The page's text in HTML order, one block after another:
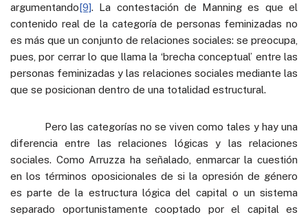
argumentando[9]. La contestación de Manning es que el
contenido real de la categoría de personas feminizadas no
es más que un conjunto de relaciones sociales: se preocupa,
pues, por cerrar lo que llama la ‘brecha conceptual’ entre las
personas feminizadas y las relaciones sociales mediante las
que se posicionan dentro de una totalidad estructural.
Pero las categorías no se viven como tales y hay una
diferencia entre las relaciones lógicas y las relaciones
sociales. Como Arruzza ha señalado, enmarcar la cuestión
en los términos oposicionales de si la opresión de género
es parte de la estructura lógica del capital o un sistema
separado oportunistamente cooptado por el capital es